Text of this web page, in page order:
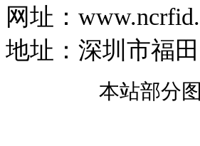
网址：
地址：深圳市福
本站部分